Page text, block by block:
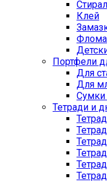
Клей
Портфели
Для
Для
Сумки
Тетради и